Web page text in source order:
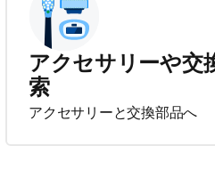
アクセサリーや交
索
アクセサリーと交換部品へ